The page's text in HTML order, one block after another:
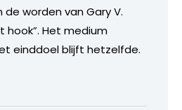
worden van Gary V.
hook”. Het medium
einddoel blijft hetzelfde.